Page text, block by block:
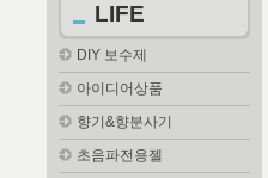
LIFE
DIY 보수제
아이디어상품
향기&향분사기
초음파전용젤